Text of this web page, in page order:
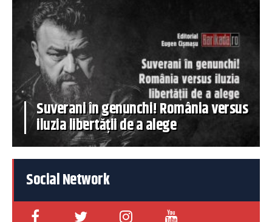
Suverani în genunchi! România versus
iluzia libertății de a alege
Social Network